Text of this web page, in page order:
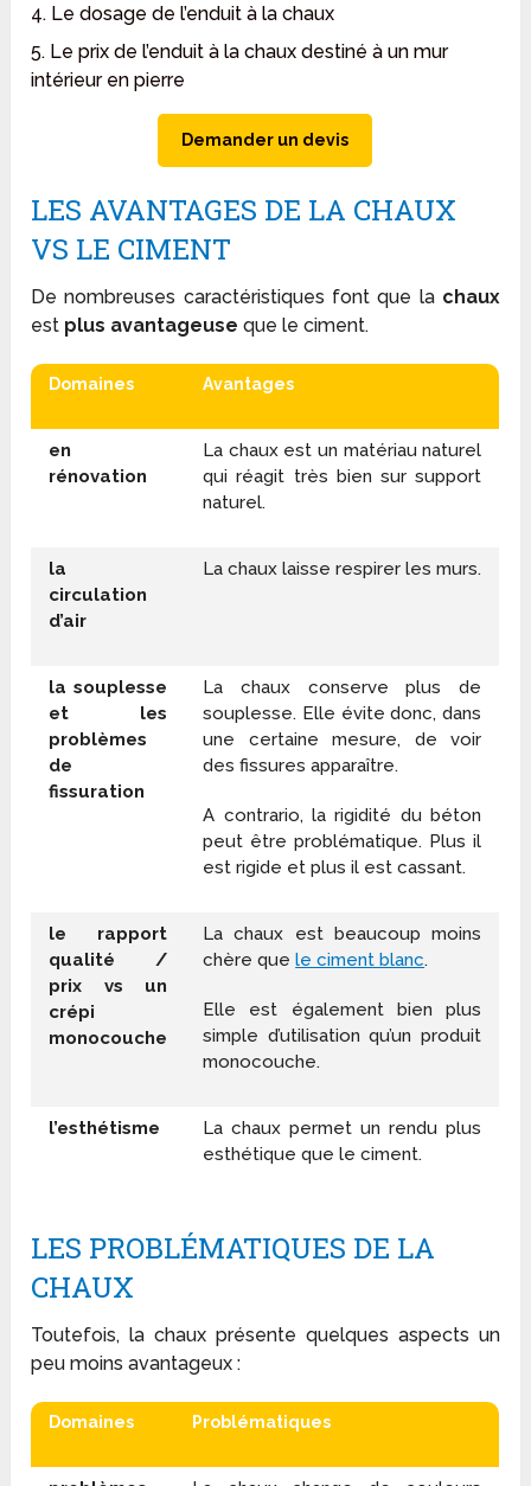
4. Le dosage de l’enduit à la chaux
5. Le prix de l’enduit à la chaux destiné à un mur
intérieur en pierre
Demander un devis
LES AVANTAGES DE LA CHAUX
VS LE CIMENT
De nombreuses caractéristiques font que la chaux
est plus avantageuse que le ciment.
Domaines Avantages
en
rénovation
La chaux est un matériau naturel
qui réagit très bien sur support
naturel.
la
circulation
d’air
La chaux laisse respirer les murs.
la souplesse
et les
problèmes
de
fissuration
La chaux conserve plus de
souplesse. Elle évite donc, dans
une certaine mesure, de voir
des fissures apparaître.
A contrario, la rigidité du béton
peut être problématique. Plus il
est rigide et plus il est cassant.
le rapport
qualité /
prix vs un
crépi
monocouche
La chaux est beaucoup moins
chère quele ciment blanc.
Elle est également bien plus
simple d’utilisation qu’un produit
monocouche.
l’esthétisme
La chaux permet un rendu plus
esthétique que le ciment.
LES PROBLÉMATIQUES DE LA
CHAUX
Toutefois, la chaux présente quelques aspects un
peu moins avantageux :
Domaines Problématiques